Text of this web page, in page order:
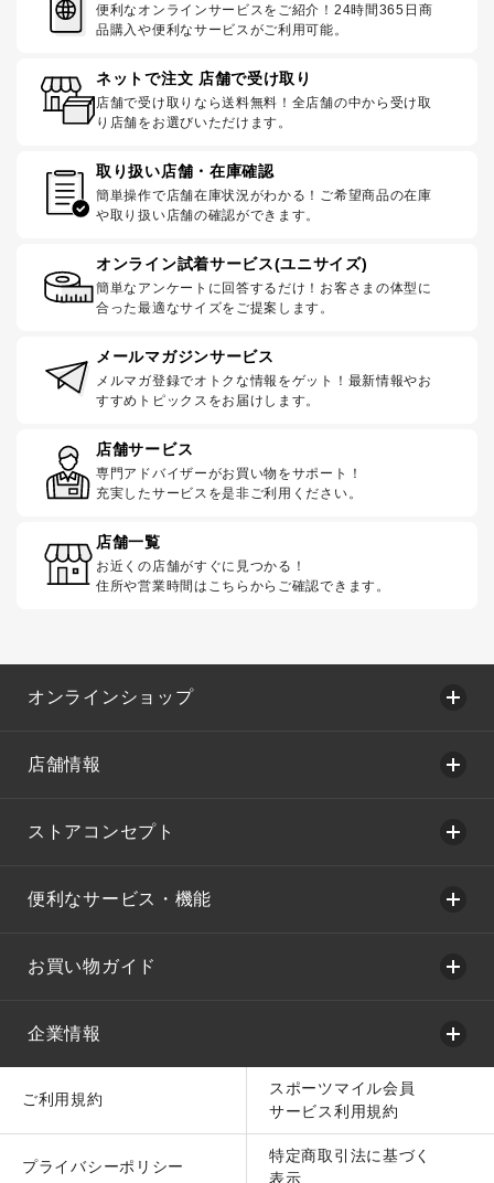
便利なオンラインサービスをご紹介！24時間365日商
品購入や便利なサービスがご利用可能。
ネットで注文 店舗で受け取り
店舗で受け取りなら送料無料！全店舗の中から受け取
り店舗をお選びいただけます。
取り扱い店舗・在庫確認
簡単操作で店舗在庫状況がわかる！ご希望商品の在庫
や取り扱い店舗の確認ができます。
オンライン試着サービス(ユニサイズ)
簡単なアンケートに回答するだけ！お客さまの体型に
合った最適なサイズをご提案します。
メールマガジンサービス
メルマガ登録でオトクな情報をゲット！最新情報やお
すすめトピックスをお届けします。
店舗サービス
専門アドバイザーがお買い物をサポート！
充実したサービスを是非ご利用ください。
店舗一覧
お近くの店舗がすぐに見つかる！
住所や営業時間はこちらからご確認できます。
オンラインショップ
店舗情報
ストアコンセプト
便利なサービス・機能
お買い物ガイド
企業情報
ご利用規約
スポーツマイル会員
サービス利用規約
プライバシーポリシー
特定商取引法に基づく
表示